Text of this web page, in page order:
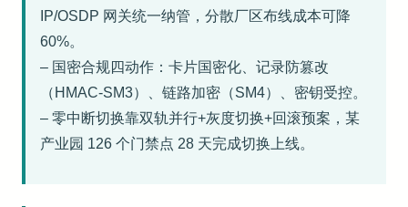
IP/OSDP 网关统一纳管，分散厂区布线成本可降
60%。
– 国密合规四动作：卡片国密化、记录防篡改
（HMAC-SM3）、链路加密（SM4）、密钥受控。
– 零中断切换靠双轨并行+灰度切换+回滚预案，某
产业园 126 个门禁点 28 天完成切换上线。